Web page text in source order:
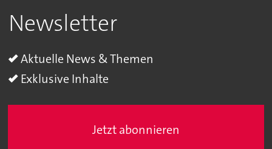
Newsletter
Aktuelle News & Themen
Exklusive Inhalte
Jetzt abonnieren